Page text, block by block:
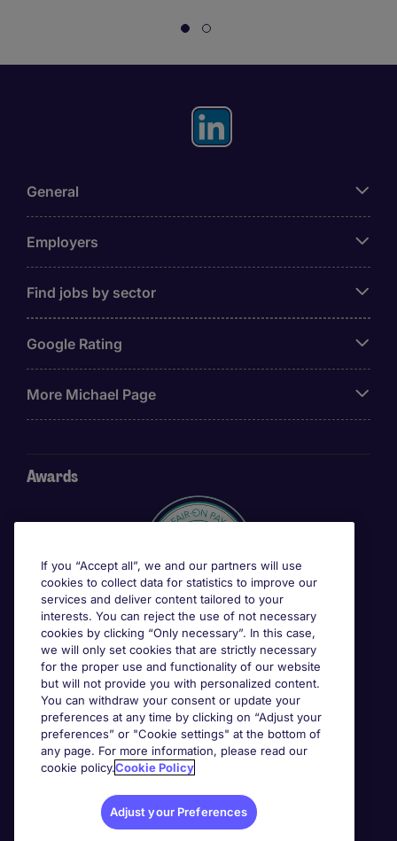
General
Employers
Find jobs by sector
Google Rating
More Michael Page
Awards
If you “Accept all”, we and our partners will use
cookies to collect data for statistics to improve our
services and deliver content tailored to your
interests. You can reject the use of not necessary
cookies by clicking “Only necessary”. In this case,
we will only set cookies that are strictly necessary
for the proper use and functionality of our website
but will not provide you with personalized content.
You can withdraw your consent or update your
preferences at any time by clicking on “Adjust your
preferences” or "Cookie settings" at the bottom of
any page. For more information, please read our
cookie policy.Cookie Policy
Adjust your Preferences